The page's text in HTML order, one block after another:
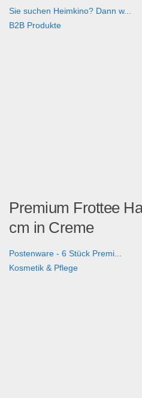
Sie suchen Heimkino? Dann w...
B2B Produkte
Premium Frottee
cm in Creme
Postenware - 6 Stück Premi...
Kosmetik & Pflege